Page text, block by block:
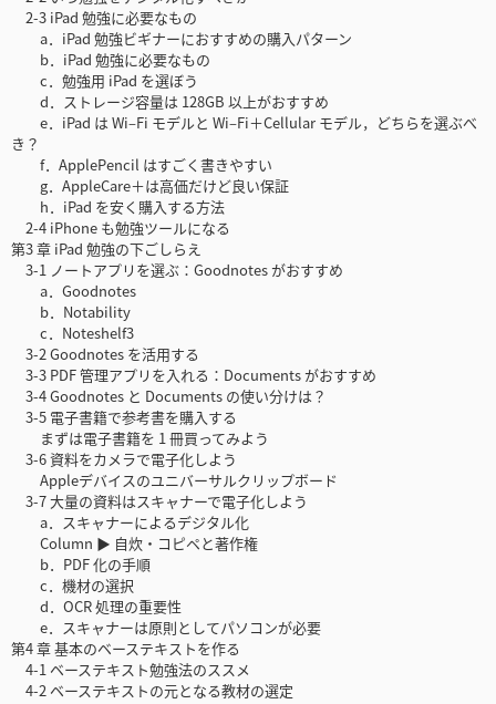
2-3 iPad 勉強に必要なもの
a．iPad 勉強ビギナーにおすすめの購入パターン
b．iPad 勉強に必要なもの
c．勉強用 iPad を選ぼう
d．ストレージ容量は 128GB 以上がおすすめ
e．iPad は Wi–Fi モデルと Wi–Fi＋Cellular モデル，どちらを選ぶべ
き？
f．ApplePencil はすごく書きやすい
g．AppleCare＋は高価だけど良い保証
h．iPad を安く購入する方法
2-4 iPhone も勉強ツールになる
第3 章 iPad 勉強の下ごしらえ
3-1 ノートアプリを選ぶ：Goodnotes がおすすめ
a．Goodnotes
b．Notability
c．Noteshelf3
3-2 Goodnotes を活用する
3-3 PDF 管理アプリを入れる：Documents がおすすめ
3-4 Goodnotes と Documents の使い分けは？
3-5 電子書籍で参考書を購入する
まずは電子書籍を 1 冊買ってみよう
3-6 資料をカメラで電子化しよう
Appleデバイスのユニバーサルクリップボード
3-7 大量の資料はスキャナーで電子化しよう
a．スキャナーによるデジタル化
Column ▶ 自炊・コピペと著作権
b．PDF 化の手順
c．機材の選択
d．OCR 処理の重要性
e．スキャナーは原則としてパソコンが必要
第4 章 基本のベーステキストを作る
4-1 ベーステキスト勉強法のススメ
4-2 ベーステキストの元となる教材の選定